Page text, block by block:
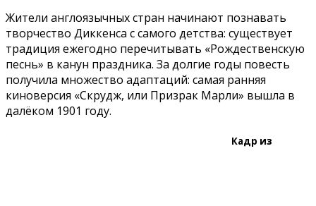
Жители англоязычных стран начинают познавать
творчество Диккенса с самого детства: существует
традиция ежегодно перечитывать «Рождественскую
песнь» в канун праздника. За долгие годы повесть
получила множество адаптаций: самая ранняя
киноверсия «Скрудж, или Призрак Марли» вышла в
далёком 1901 году.
Кадр из